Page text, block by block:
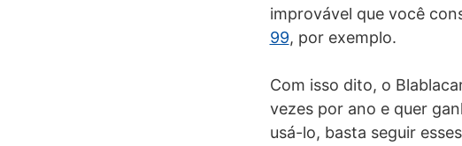
improvável que você
99, por exemplo.
Com isso dito, o
vezes por ano e quer
usá-lo, basta seguir